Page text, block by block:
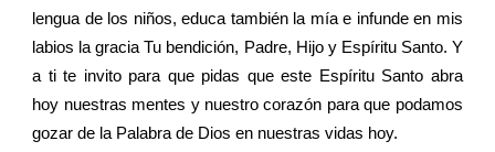
lengua de los niños, educa también la mía e infunde en mis
labios la gracia Tu bendición, Padre, Hijo y Espíritu Santo. Y
a ti te invito para que pidas que este Espíritu Santo abra
hoy nuestras mentes y nuestro corazón para que podamos
gozar de la Palabra de Dios en nuestras vidas hoy.